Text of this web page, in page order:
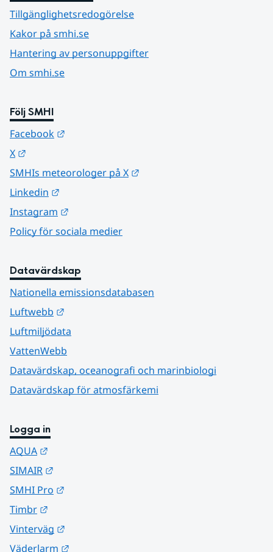
Tillgänglighetsredogörelse
Kakor på smhi.se
Hantering av personuppgifter
Om smhi.se
Följ SMHI
Facebook
X
SMHIs meteorologer på X
Linkedin
Instagram
Policy för sociala medier
Datavärdskap
Nationella emissionsdatabasen
Luftwebb
Luftmiljödata
VattenWebb
Datavärdskap, oceanografi och marinbiologi
Datavärdskap för atmosfärkemi
Logga in
AQUA
SIMAIR
SMHI Pro
Timbr
Vinterväg
Väderlarm